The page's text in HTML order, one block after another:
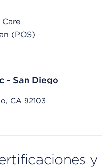
(POS)
- San Diego
CA 92103
y